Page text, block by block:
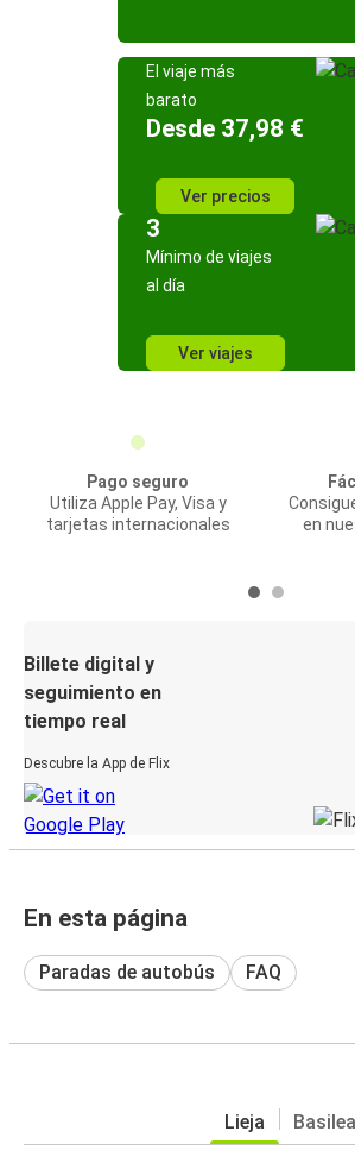
El viaje más
barato
Desde 37,98 €
Ver precios
3
Mínimo de viajes
al día
Ver viajes
Pago seguro
Utiliza Apple Pay, Visa y
tarjetas internacionales
en
Billete digital y
seguimiento en
tiempo real
Descubre la App de Flix
En esta página
Paradas de autobús FAQ
Lieja Basilea